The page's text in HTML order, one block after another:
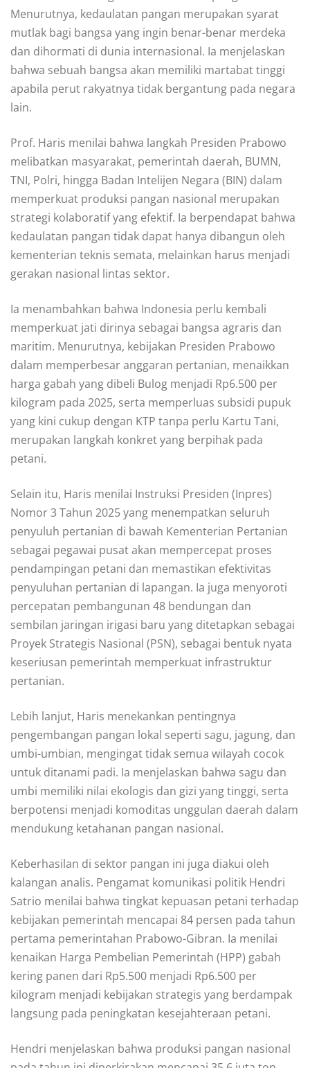
Menurutnya, kedaulatan pangan merupakan syarat
mutlak bagi bangsa yang ingin benar-benar merdeka
dan dihormati di dunia internasional. Ia menjelaskan
bahwa sebuah bangsa akan memiliki martabat tinggi
apabila perut rakyatnya tidak bergantung pada negara
lain.
Prof. Haris menilai bahwa langkah Presiden Prabowo
melibatkan masyarakat, pemerintah daerah, BUMN,
TNI, Polri, hingga Badan Intelijen Negara (BIN) dalam
memperkuat produksi pangan nasional merupakan
strategi kolaboratif yang efektif. Ia berpendapat bahwa
kedaulatan pangan tidak dapat hanya dibangun oleh
kementerian teknis semata, melainkan harus menjadi
gerakan nasional lintas sektor.
Ia menambahkan bahwa Indonesia perlu kembali
memperkuat jati dirinya sebagai bangsa agraris dan
maritim. Menurutnya, kebijakan Presiden Prabowo
dalam memperbesar anggaran pertanian, menaikkan
harga gabah yang dibeli Bulog menjadi Rp6.500 per
kilogram pada 2025, serta memperluas subsidi pupuk
yang kini cukup dengan KTP tanpa perlu Kartu Tani,
merupakan langkah konkret yang berpihak pada
petani.
Selain itu, Haris menilai Instruksi Presiden (Inpres)
Nomor 3 Tahun 2025 yang menempatkan seluruh
penyuluh pertanian di bawah Kementerian Pertanian
sebagai pegawai pusat akan mempercepat proses
pendampingan petani dan memastikan efektivitas
penyuluhan pertanian di lapangan. Ia juga menyoroti
percepatan pembangunan 48 bendungan dan
sembilan jaringan irigasi baru yang ditetapkan sebagai
Proyek Strategis Nasional (PSN), sebagai bentuk nyata
keseriusan pemerintah memperkuat infrastruktur
pertanian.
Lebih lanjut, Haris menekankan pentingnya
pengembangan pangan lokal seperti sagu, jagung, dan
umbi-umbian, mengingat tidak semua wilayah cocok
untuk ditanami padi. Ia menjelaskan bahwa sagu dan
umbi memiliki nilai ekologis dan gizi yang tinggi, serta
berpotensi menjadi komoditas unggulan daerah dalam
mendukung ketahanan pangan nasional.
Keberhasilan di sektor pangan ini juga diakui oleh
kalangan analis. Pengamat komunikasi politik Hendri
Satrio menilai bahwa tingkat kepuasan petani terhadap
kebijakan pemerintah mencapai 84 persen pada tahun
pertama pemerintahan Prabowo-Gibran. Ia menilai
kenaikan Harga Pembelian Pemerintah (HPP) gabah
kering panen dari Rp5.500 menjadi Rp6.500 per
kilogram menjadi kebijakan strategis yang berdampak
langsung pada peningkatan kesejahteraan petani.
Hendri menjelaskan bahwa produksi pangan nasional